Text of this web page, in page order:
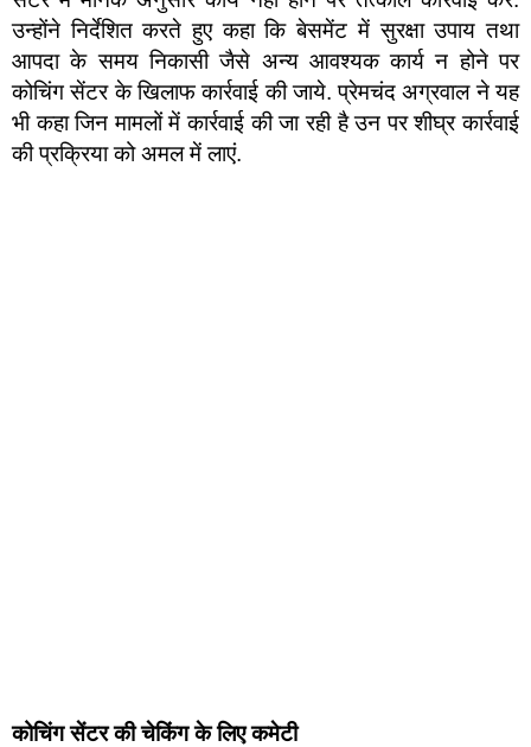
उन्होंने निर्देशित करते हुए कहा कि बेसमेंट में सुरक्षा उपाय तथा
आपदा के समय निकासी जैसे अन्य आवश्यक कार्य न होने पर
कोचिंग सेंटर के खिलाफ कार्रवाई की जाये. प्रेमचंद अग्रवाल ने यह
भी कहा जिन मामलों में कार्रवाई की जा रही है उन पर शीघ्र कार्रवाई
की प्रक्रिया को अमल में लाएं.
कोचिंग सेंटर की चेकिंग के लिए कमेटी